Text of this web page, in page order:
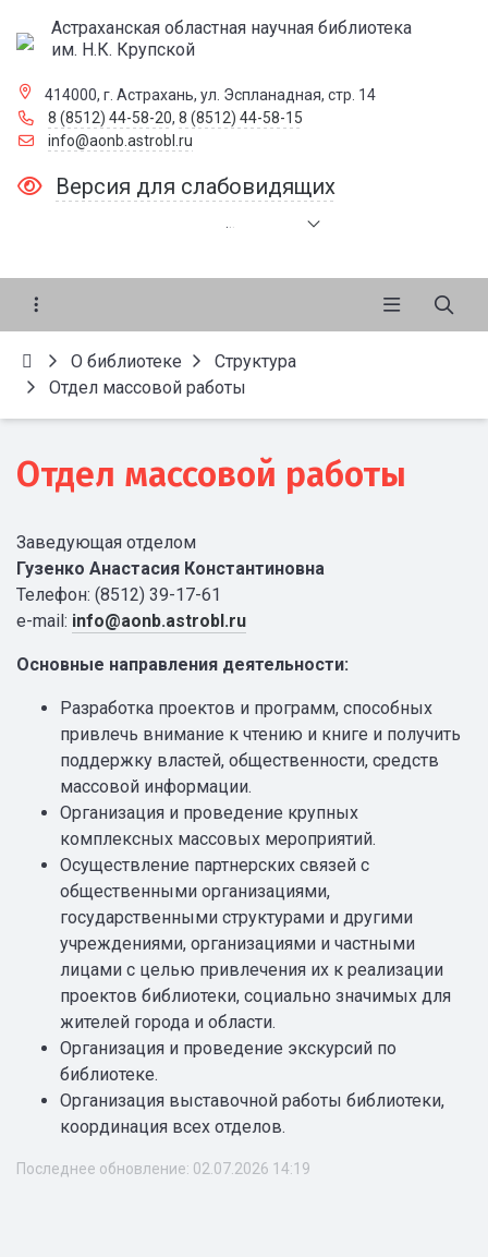
Астраханская областная научная библиотека
им. Н.К. Крупской
414000, г. Астрахань, ул. Эспланадная, стр. 14
8 (8512) 44-58-20, 8 (8512) 44-58-15
info@aonb.astrobl.ru
Версия для слабовидящих
О библиотеке
Структура
Отдел массовой работы
Отдел массовой работы
Заведующая отделом
Гузенко Анастасия Константиновна
Телефон: (8512) 39-17-61
e-mail: info@aonb.astrobl.ru
Основные направления деятельности:
Разработка проектов и программ, способных
привлечь внимание к чтению и книге и получить
поддержку властей, общественности, средств
массовой информации.
Организация и проведение крупных
комплексных массовых мероприятий.
Осуществление партнерских связей с
общественными организациями,
государственными структурами и другими
учреждениями, организациями и частными
лицами с целью привлечения их к реализации
проектов библиотеки, социально значимых для
жителей города и области.
Организация и проведение экскурсий по
библиотеке.
Организация выставочной работы библиотеки,
координация всех отделов.
Последнее обновление: 02.07.2026 14:19